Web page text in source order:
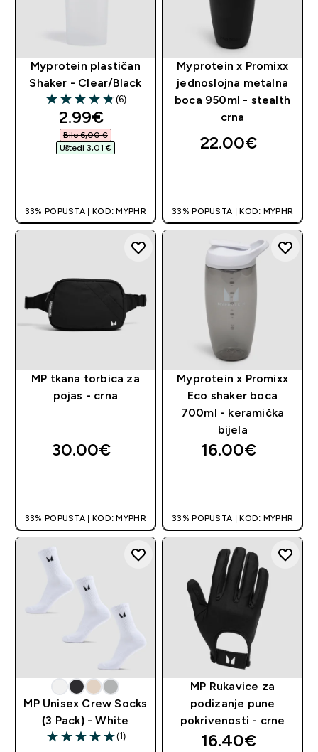
Myprotein plastičan
Shaker - Clear/Black
4.83 out of 5 stars
(6)
discounted price
2.99€‎
Bilo 6,00 €‎
Uštedi 3,01 €‎
33% POPUSTA | KOD: MYPHR
Myprotein x Promixx
jednoslojna metalna
boca 950ml - stealth
crna
22.00€‎
33% POPUSTA | KOD: MYPHR
MP tkana torbica za
pojas - crna
30.00€‎
33% POPUSTA | KOD: MYPHR
Myprotein x Promixx
Eco shaker boca
700ml - keramička
bijela
16.00€‎
33% POPUSTA | KOD: MYPHR
MP Unisex Crew Socks
(3 Pack) - White
5 out of 5 stars
(1)
MP Rukavice za
podizanje pune
pokrivenosti - crne
discounted
16.40€‎